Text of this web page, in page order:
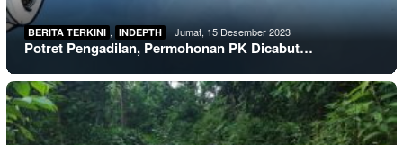
BERITA TERKINI , INDEPTH Jumat, 15 Desember 2023
Potret Pengadilan, Permohonan PK Dicabut…